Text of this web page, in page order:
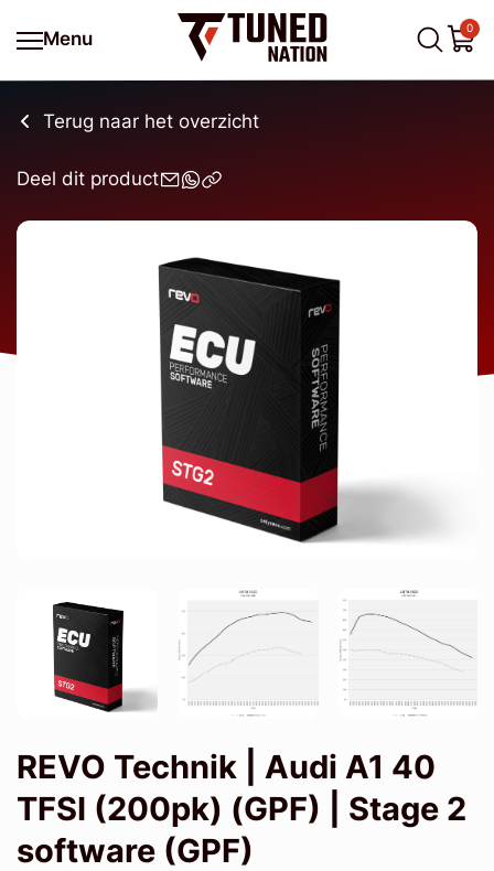
Menu
0
Terug naar het overzicht
Deel dit product
REVO Technik | Audi A1 40
TFSI (200pk) (GPF) | Stage 2
software (GPF)